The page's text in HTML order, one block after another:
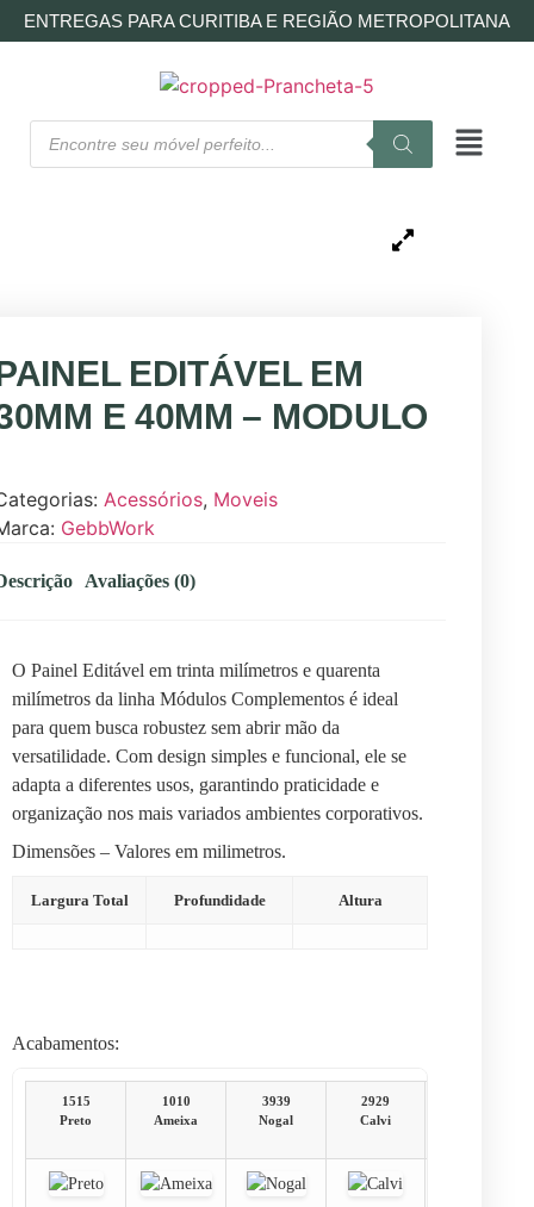
ENTREGAS PARA CURITIBA E REGIÃO METROPOLITANA
EDITÁVEL EM
E 40MM – MODULO
Acessórios, Moveis
GebbWork
Avaliações (0)
O Painel Editável em trinta milímetros e quarenta
milímetros da linha Módulos Complementos é ideal
para quem busca robustez sem abrir mão da
versatilidade. Com design simples e funcional, ele se
adapta a diferentes usos, garantindo praticidade e
organização nos mais variados ambientes corporativos.
Dimensões – Valores em milimetros.
Largura Total Profundidade Altura
Acabamentos:
1515
Preto
1010
Ameixa
3939
Nogal
2929
Calvi